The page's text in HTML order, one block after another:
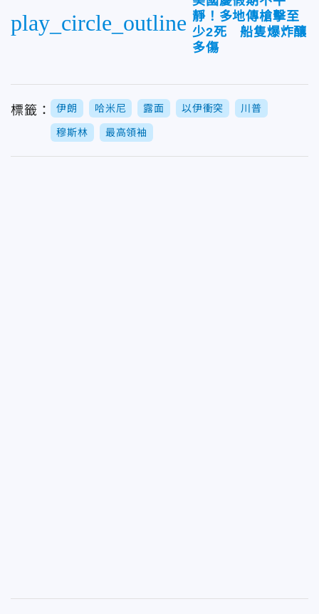
play_circle_outline 靜！多地傳槍擊至
少2死 船隻爆炸釀
多傷
標籤： 伊朗 哈米尼 露面 以伊衝突 川普
穆斯林 最高領袖